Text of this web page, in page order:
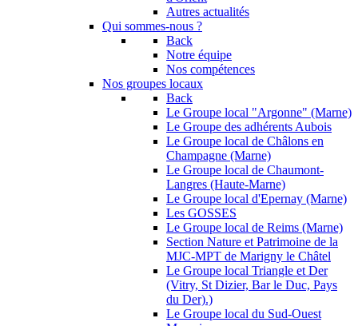
Autres actualités
Qui sommes-nous ?
Back
Notre équipe
Nos compétences
Nos groupes locaux
Back
Le Groupe local "Argonne" (Marne)
Le Groupe des adhérents Aubois
Le Groupe local de Châlons en
Champagne (Marne)
Le Groupe local de Chaumont-
Langres (Haute-Marne)
Le Groupe local d'Epernay (Marne)
Les GOSSES
Le Groupe local de Reims (Marne)
Section Nature et Patrimoine de la
MJC-MPT de Marigny le Châtel
Le Groupe local Triangle et Der
(Vitry, St Dizier, Bar le Duc, Pays
du Der).)
Le Groupe local du Sud-Ouest